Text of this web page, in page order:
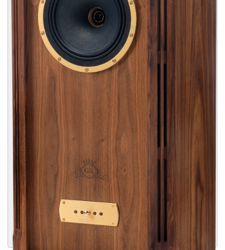
AUTOGRAPH MINI-OW
De AUTOGRAPH MINI-OW is een 2 weg monitor systeem met een 4"
Dual Concentric HiFi Luidspreker, we brengen het prestatieniveau
naar uw thuisomgeving in een luxe high-end geoliede
walnootafwerking die net zo aangenaam is voor het oog als voor het
oor. AUTOGRAPH MINI-OW tilt uw audio-inhoud naar het niveau dat de
oorspronkelijke mastering-ingenieur voor ogen had.